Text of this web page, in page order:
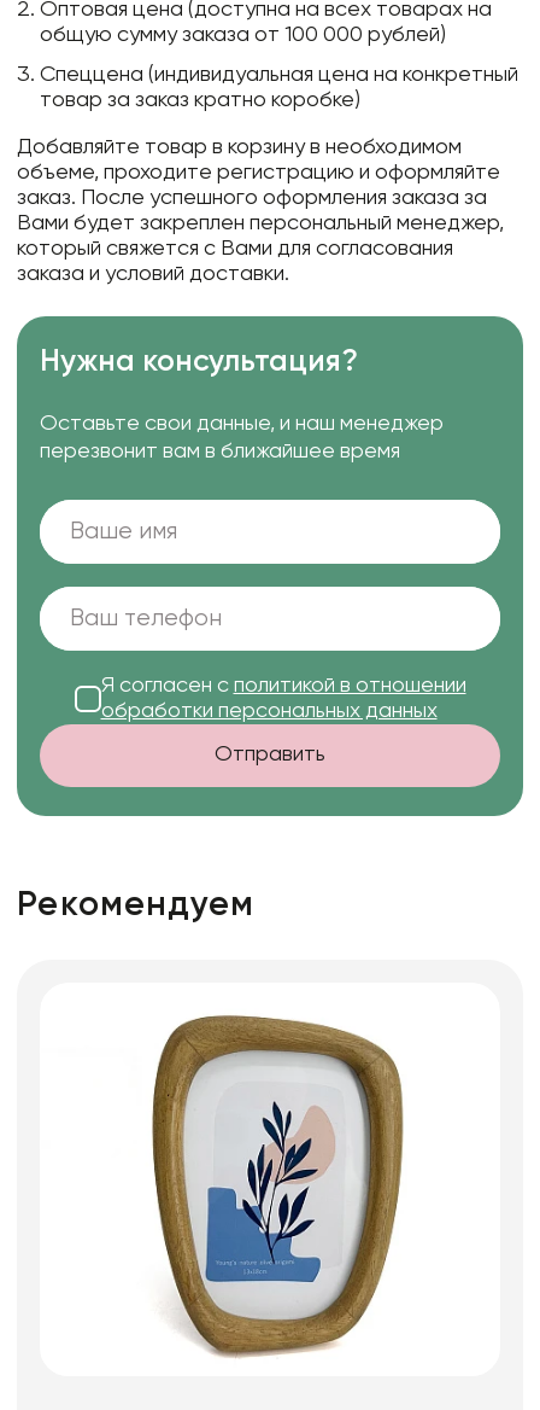
Оптовая цена (доступна на всех товарах на
общую сумму заказа от 100 000 рублей)
Спеццена (индивидуальная цена на конкретный
товар за заказ кратно коробке)
Добавляйте товар в корзину в необходимом
объеме, проходите регистрацию и оформляйте
заказ. После успешного оформления заказа за
Вами будет закреплен персональный менеджер,
который свяжется с Вами для согласования
заказа и условий доставки.
Нужна консультация?
Оставьте свои данные, и наш менеджер
перезвонит вам в ближайшее время
Я согласен с политикой в отношении
обработки персональных данных
Отправить
Рекомендуем